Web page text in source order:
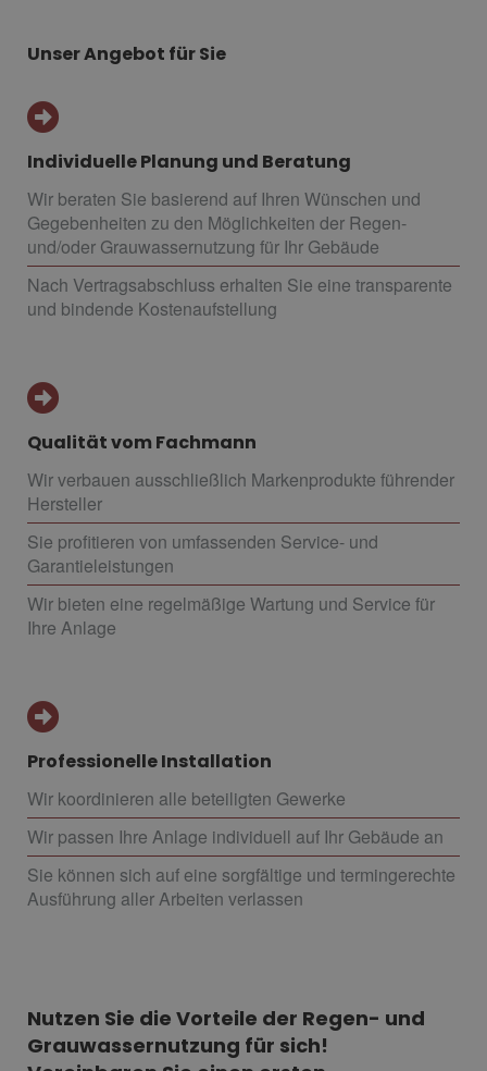
Unser Angebot für Sie
Individuelle Planung und Beratung
Wir beraten Sie basierend auf Ihren Wünschen und
Gegebenheiten zu den Möglichkeiten der Regen-
und/oder Grauwassernutzung für Ihr Gebäude
Nach Vertragsabschluss erhalten Sie eine transparente
und bindende Kostenaufstellung
Qualität vom Fachmann
Wir verbauen ausschließlich Markenprodukte führender
Hersteller
Sie profitieren von umfassenden Service- und
Garantieleistungen
Wir bieten eine regelmäßige Wartung und Service für
Ihre Anlage
Professionelle Installation
Wir koordinieren alle beteiligten Gewerke
Wir passen Ihre Anlage individuell auf Ihr Gebäude an
Sie können sich auf eine sorgfältige und termingerechte
Ausführung aller Arbeiten verlassen
Nutzen Sie die Vorteile der Regen- und
Grauwassernutzung für sich!